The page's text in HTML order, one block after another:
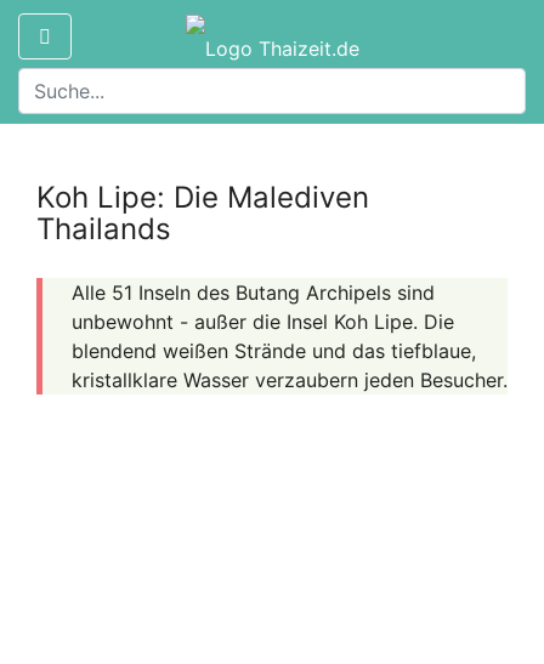
Koh Lipe: Die Malediven
Thailands
Alle 51 Inseln des Butang Archipels sind
unbewohnt - außer die Insel Koh Lipe. Die
blendend weißen Strände und das tiefblaue,
kristallklare Wasser verzaubern jeden Besucher.